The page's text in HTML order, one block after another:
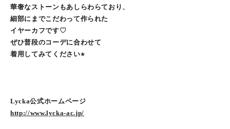
華奢なストーンもあしらわらており、
細部にまでこだわって作られた
イヤーカフです♡
ぜひ普段のコーデに合わせて
着用してみてください⭐︎
Lycka公式ホームページ
http://www.lycka-ac.jp/